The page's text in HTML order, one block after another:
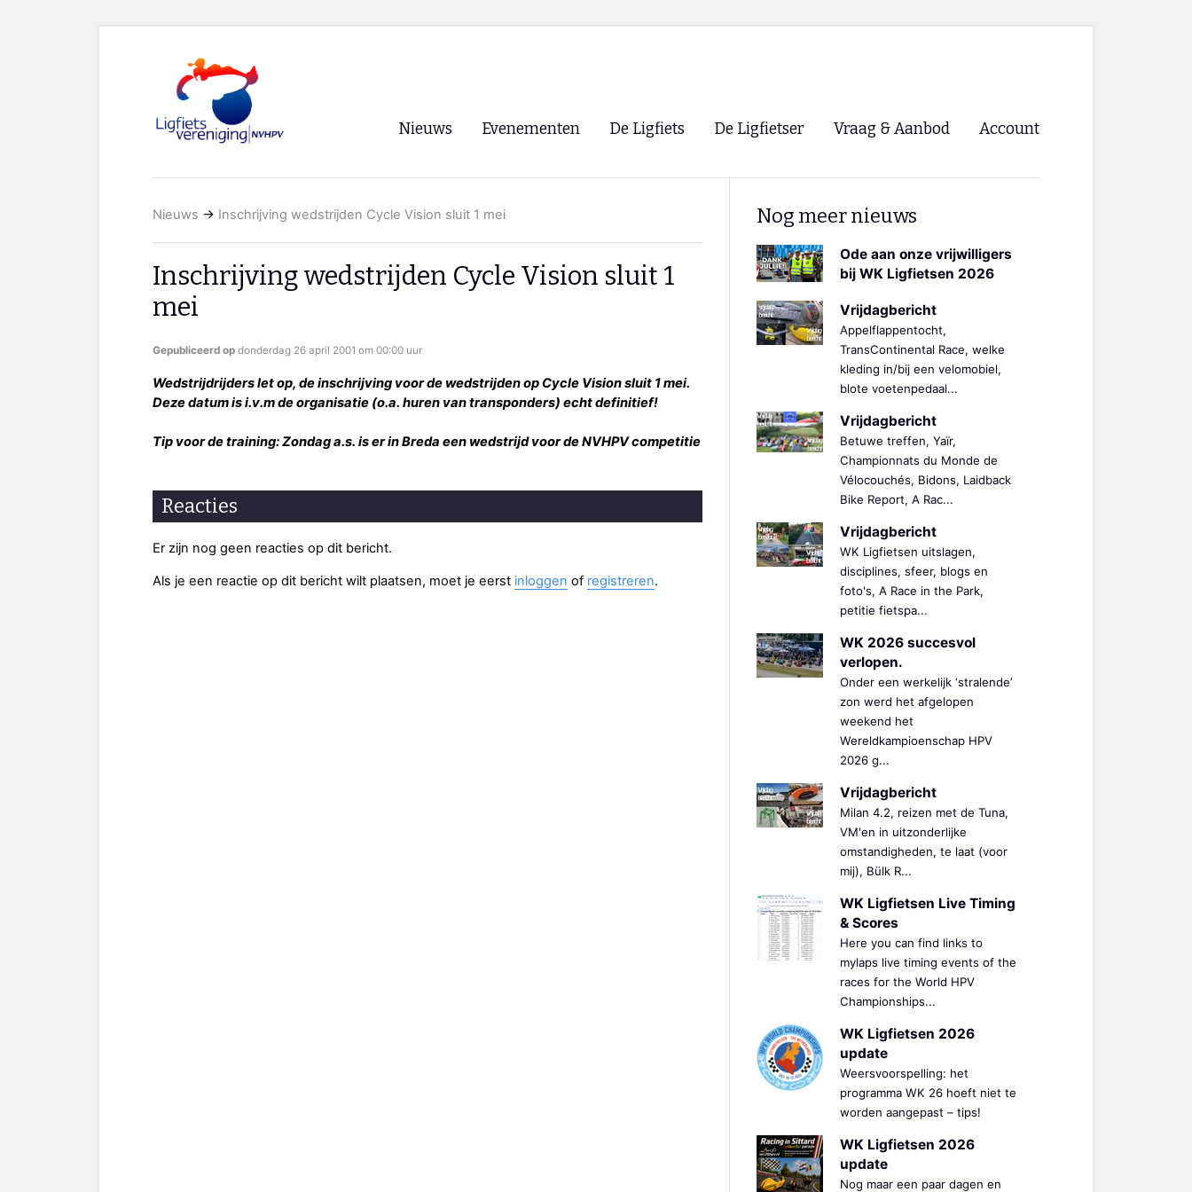
Nieuws Evenementen
WK Ligfietsen 2026
Oliebollentocht
De Ligfiets De Ligfietser
Ligfietsvereninging NVHPV
Lokale Fietsverenigingen
EHPVA & EuSupino 🡺
Vraag & Aanbod Account
Nieuws → Inschrijving wedstrijden Cycle Vision sluit 1 mei
Inschrijving wedstrijden Cycle Vision sluit 1
mei
Gepubliceerd op donderdag 26 april 2001 om 00:00 uur
Wedstrijdrijders let op, de inschrijving voor de wedstrijden op Cycle Vision sluit 1 mei.
Deze datum is i.v.m de organisatie (o.a. huren van transponders) echt definitief!
Tip voor de training: Zondag a.s. is er in Breda een wedstrijd voor de NVHPV competitie
Reacties
Er zijn nog geen reacties op dit bericht.
Als je een reactie op dit bericht wilt plaatsen, moet je eerst inloggen of registreren.
Nog meer nieuws
Ode aan onze vrijwilligers
bij WK Ligfietsen 2026
Vrijdagbericht
Appelflappentocht,
TransContinental Race, welke
kleding in/bij een velomobiel,
blote voetenpedaal...
Vrijdagbericht
Betuwe treffen, Yaïr,
Championnats du Monde de
Vélocouchés, Bidons, Laidback
Bike Report, A Rac...
Vrijdagbericht
WK Ligfietsen uitslagen,
disciplines, sfeer, blogs en
foto's, A Race in the Park,
petitie fietspa...
WK 2026 succesvol
verlopen.
Onder een werkelijk ‘stralende’
zon werd het afgelopen
weekend het
Wereldkampioenschap HPV
2026 g...
Vrijdagbericht
Milan 4.2, reizen met de Tuna,
VM'en in uitzonderlijke
omstandigheden, te laat (voor
mij), Bülk R...
WK Ligfietsen Live Timing
& Scores
Here you can find links to
mylaps live timing events of the
races for the World HPV
Championships...
WK Ligfietsen 2026
update
Weersvoorspelling: het
programma WK 26 hoeft niet te
worden aangepast – tips!
WK Ligfietsen 2026
update
Nog maar een paar dagen en